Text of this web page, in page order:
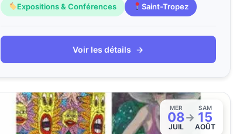
Expositions & Conférences Saint-Tropez
Voir les détails →
MER
08
JUIL
→
SAM
15
AOÛT